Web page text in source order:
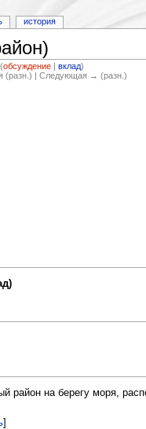
(обсуждение |вклад)
(разн.) | Следующая → (разн.)
район на берегу моря,
]
история